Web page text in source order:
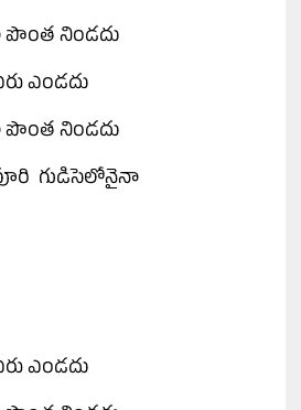
నిండదు
ఎండదు
నిండదు
గుడిసెలోనైనా
ఎండదు